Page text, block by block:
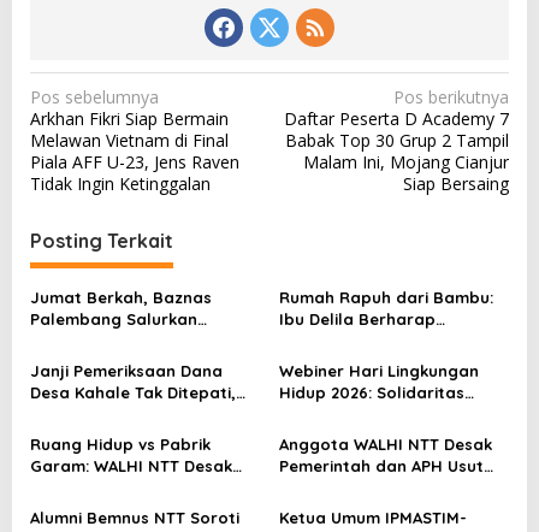
N
a
v
i
g
a
s
i
p
o
s
Pos sebelumnya
Arkhan Fikri Siap Bermain
Melawan Vietnam di Final
Piala AFF U-23, Jens Raven
Tidak Ingin Ketinggalan
Pos berikutnya
Daftar Peserta D Academy 7
Babak Top 30 Grup 2 Tampil
Malam Ini, Mojang Cianjur
Siap Bersaing
Posting Terkait
Jumat Berkah, Baznas
Palembang Salurkan
Kertapati
Rumah Rapuh dari Bambu:
Ibu Delila Berharap
Dinas Sosial
Janji Pemeriksaan Dana
Desa Kahale Tak Ditepati,
Keseriusan Kejati NTT
Webiner Hari Lingkungan
Hidup 2026: Solidaritas
Soroti Dampak Krisis Iklim
dan Ruang hidup di NTT
Ruang Hidup vs Pabrik
Garam: WALHI NTT Desak
Ndao Berubah Permanen
Anggota WALHI NTT Desak
Pemerintah dan APH Usut
Kayu Sonokeling Ilegal di
Alumni Bemnus NTT Soroti
Ketua Umum IPMASTIM-